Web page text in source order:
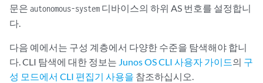
문은 autonomous-system 디바이스의 하위 AS 번호를 설정합니
다.
다음 예에서는 구성 계층에서 다양한 수준을 탐색해야 합니
다. CLI 탐색에 대한 정보는 Junos OS CLI 사용자 가이드의 구
성 모드에서 CLI 편집기 사용을 참조하십시오.